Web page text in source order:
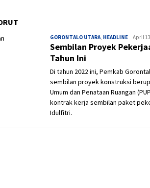
GORONTALO UTARA HEADLINE Ivan
April
Sembilan Proyek
Tahun Ini
Di tahun 2022 ini, Pemkab
sembilan proyek konstruksi
Umum dan Penataan Ruangan
kontrak kerja sembilan paket
Idulfitri.